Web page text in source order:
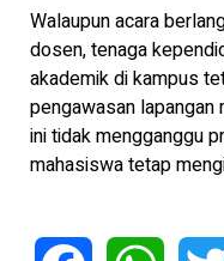
Walaupun acara
dosen, tenaga
akademik di kampus
pengawasan lapangan
ini tidak mengganggu
mahasiswa tetap